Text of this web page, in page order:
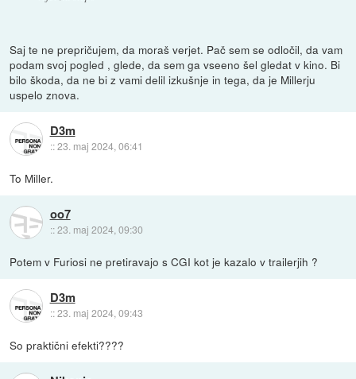
Saj te ne prepričujem, da moraš verjet. Pač sem se odločil, da vam
podam svoj pogled , glede, da sem ga vseeno šel gledat v kino. Bi
bilo škoda, da ne bi z vami delil izkušnje in tega, da je Millerju
uspelo znova.
D3m
::23. maj 2024, 06:41
To Miller.
oo7
::23. maj 2024, 09:30
Potem v Furiosi ne pretiravajo s CGI kot je kazalo v trailerjih ?
D3m
::23. maj 2024, 09:43
So praktični efekti????